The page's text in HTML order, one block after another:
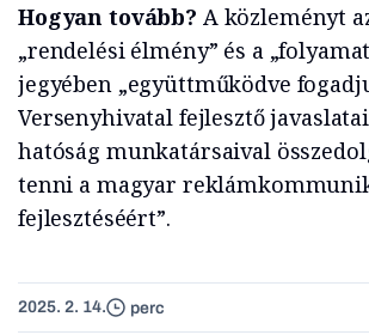
Hogyan tovább? A közleményt
„rendelési élmény” és a
jegyében „együttműködve
Versenyhivatal fejlesztő
hatóság munkatársaival
tenni a magyar
fejlesztéséért”.
2025. 2. 14. perc